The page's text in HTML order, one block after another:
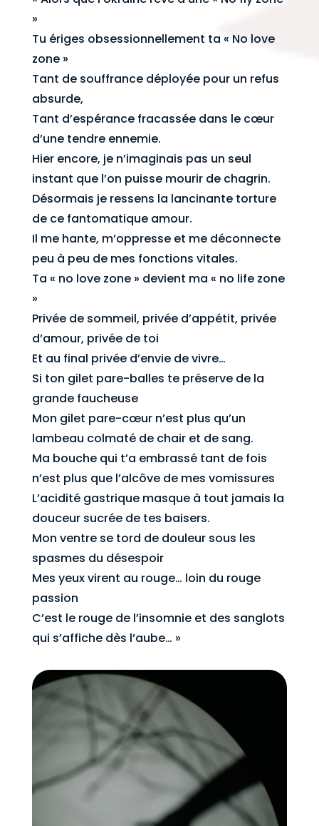
»
Tu ériges obsessionnellement ta « No love
zone »
Tant de souffrance déployée pour un refus
absurde,
Tant d’espérance fracassée dans le cœur
d’une tendre ennemie.
Hier encore, je n’imaginais pas un seul
instant que l’on puisse mourir de chagrin.
Désormais je ressens la lancinante torture
de ce fantomatique amour.
Il me hante, m’oppresse et me déconnecte
peu à peu de mes fonctions vitales.
Ta « no love zone » devient ma « no life zone
»
Privée de sommeil, privée d’appétit, privée
d’amour, privée de toi
Et au final privée d’envie de vivre…
Si ton gilet pare-balles te préserve de la
grande faucheuse
Mon gilet pare-cœur n’est plus qu’un
lambeau colmaté de chair et de sang.
Ma bouche qui t’a embrassé tant de fois
n’est plus que l’alcôve de mes vomissures
L’acidité gastrique masque à tout jamais la
douceur sucrée de tes baisers.
Mon ventre se tord de douleur sous les
spasmes du désespoir
Mes yeux virent au rouge… loin du rouge
passion
C’est le rouge de l’insomnie et des sanglots
qui s’affiche dès l’aube… »